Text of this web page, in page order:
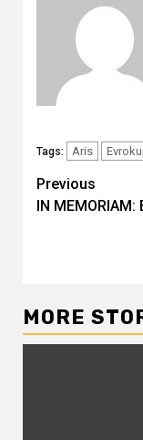
Tags: Aris
Previous
IN MEMORIAM:
MORE